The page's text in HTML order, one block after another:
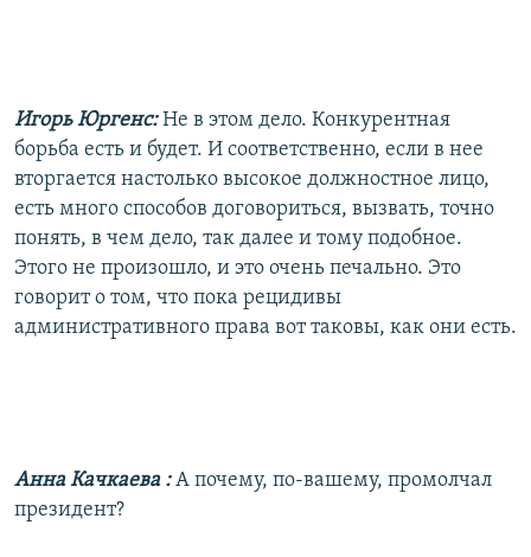
Игорь Юргенс: Не в этом дело. Конкурентная
борьба есть и будет. И соответственно, если в нее
вторгается настолько высокое должностное лицо,
есть много способов договориться, вызвать, точно
понять, в чем дело, так далее и тому подобное.
Этого не произошло, и это очень печально. Это
говорит о том, что пока рецидивы
административного права вот таковы, как они есть.
Анна Качкаева : А почему, по-вашему, промолчал
президент?